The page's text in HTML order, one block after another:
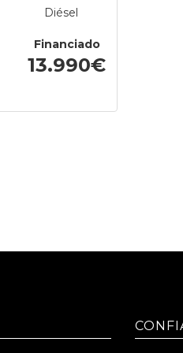
Diésel
Financiado
13.990€